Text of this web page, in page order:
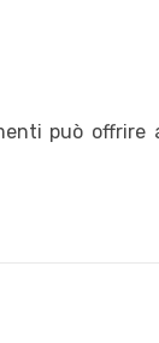
può offrire